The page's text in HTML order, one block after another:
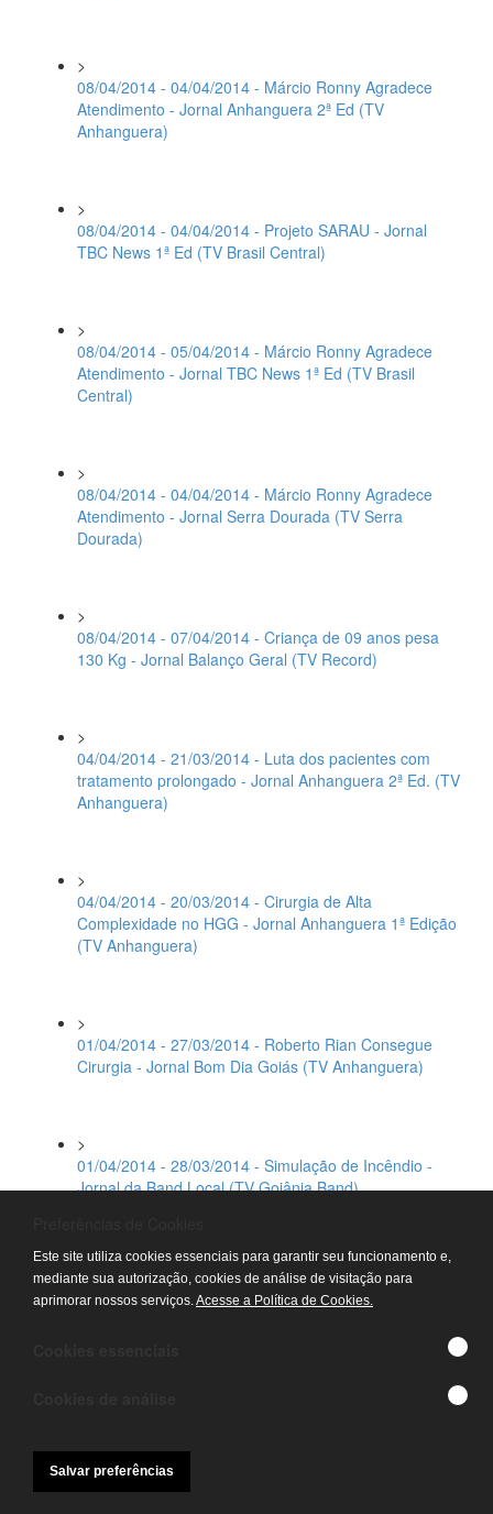
>
08/04/2014 - 04/04/2014 - Márcio Ronny Agradece
Atendimento - Jornal Anhanguera 2ª Ed (TV
Anhanguera)
>
08/04/2014 - 04/04/2014 - Projeto SARAU - Jornal
TBC News 1ª Ed (TV Brasil Central)
>
08/04/2014 - 05/04/2014 - Márcio Ronny Agradece
Atendimento - Jornal TBC News 1ª Ed (TV Brasil
Central)
>
08/04/2014 - 04/04/2014 - Márcio Ronny Agradece
Atendimento - Jornal Serra Dourada (TV Serra
Dourada)
>
08/04/2014 - 07/04/2014 - Criança de 09 anos pesa
130 Kg - Jornal Balanço Geral (TV Record)
>
04/04/2014 - 21/03/2014 - Luta dos pacientes com
tratamento prolongado - Jornal Anhanguera 2ª Ed. (TV
Anhanguera)
>
04/04/2014 - 20/03/2014 - Cirurgia de Alta
Complexidade no HGG - Jornal Anhanguera 1ª Edição
(TV Anhanguera)
>
01/04/2014 - 27/03/2014 - Roberto Rian Consegue
Cirurgia - Jornal Bom Dia Goiás (TV Anhanguera)
>
01/04/2014 - 28/03/2014 - Simulação de Incêndio -
Jornal da Band Local (TV Goiânia Band)
>
01/04/2014 - 28/03/2014 - Simulação de Incêndio -
Jornal Goiás Record (TV Record)
Este site utiliza cookies essenciais para garantir seu funcionamento e,
mediante sua autorização, cookies de análise de visitação para
aprimorar nossos serviços.Acesse a Política de Cookies.
Salvar preferências